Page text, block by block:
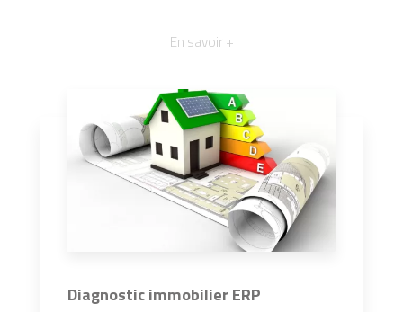
En savoir +
Diagnostic immobilier ERP